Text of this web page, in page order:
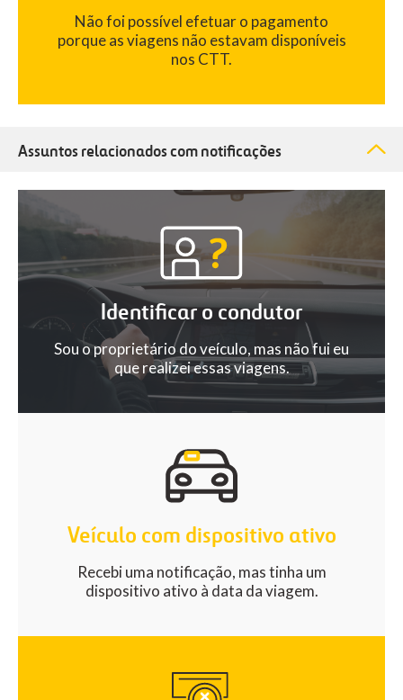
Não foi possível efetuar o pagamento
porque as viagens não estavam disponíveis
nos CTT.
Assuntos relacionados com notificações
Identificar o condutor
Sou o proprietário do veículo, mas não fui eu
que realizei essas viagens.
Veículo com dispositivo ativo
Recebi uma notificação, mas tinha um
dispositivo ativo à data da viagem.